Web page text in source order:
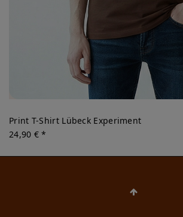
Print T-Shirt Lübeck Experiment
24,90 € *